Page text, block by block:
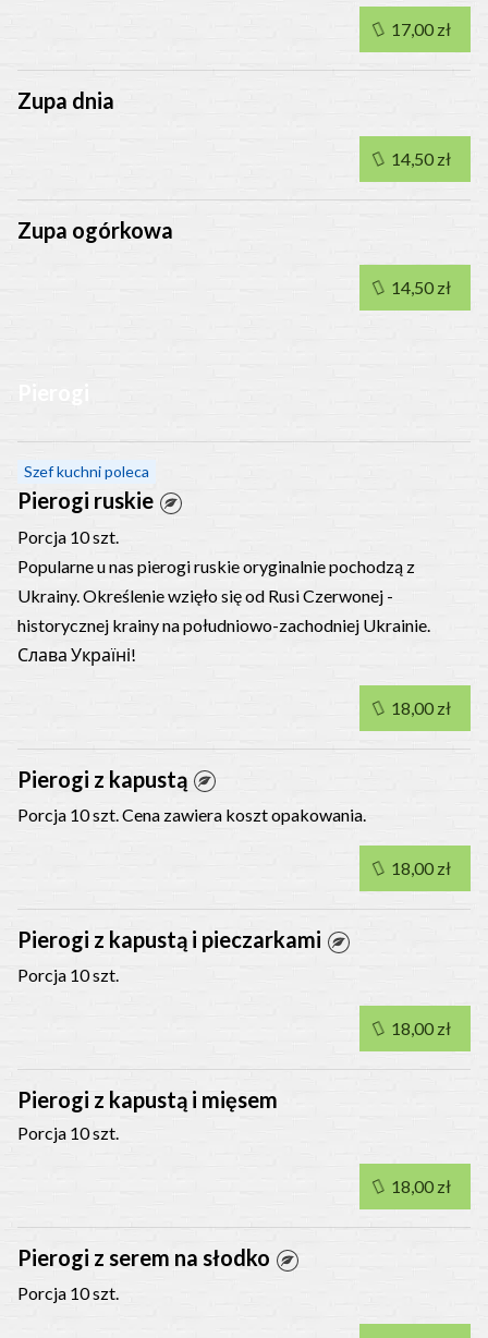
Zupa dnia
Zupa ogórkowa
Szef kuchni poleca
Pierogi ruskie
Porcja 10 szt.
Popularne u nas pierogi ruskie oryginalnie pochodzą z
Ukrainy. Określenie wzięło się od Rusi Czerwonej -
historycznej krainy na południowo-zachodniej Ukrainie.
Слава Україні!
Pierogi z kapustą
Porcja 10 szt. Cena zawiera koszt opakowania.
Pierogi z kapustą i pieczarkami
Porcja 10 szt.
Pierogi z kapustą i mięsem
Porcja 10 szt.
Pierogi z serem na słodko
Porcja 10 szt.